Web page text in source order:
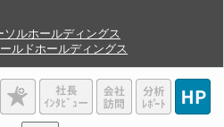
ソルホールディングス
ルドホールディングス